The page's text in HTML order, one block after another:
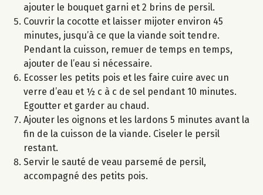
ajouter le bouquet garni et 2 brins de persil.
Couvrir la cocotte et laisser mijoter environ 45
minutes, jusqu’à ce que la viande soit tendre.
Pendant la cuisson, remuer de temps en temps,
ajouter de l’eau si nécessaire.
Ecosser les petits pois et les faire cuire avec un
verre d’eau et ½ c à c de sel pendant 10 minutes.
Egoutter et garder au chaud.
Ajouter les oignons et les lardons 5 minutes avant la
fin de la cuisson de la viande. Ciseler le persil
restant.
Servir le sauté de veau parsemé de persil,
accompagné des petits pois.